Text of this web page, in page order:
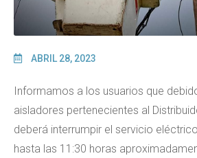
ABRIL 28, 2023
Informamos a los usuarios que
aisladores pertenecientes al
deberá interrumpir el servicio
hasta las 11:30 horas